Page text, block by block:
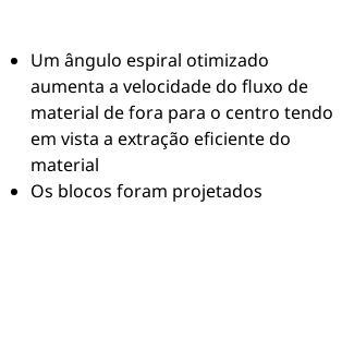
Um ângulo espiral otimizado
aumenta a velocidade do fluxo de
material de fora para o centro tendo
em vista a extração eficiente do
material
Os blocos foram projetados